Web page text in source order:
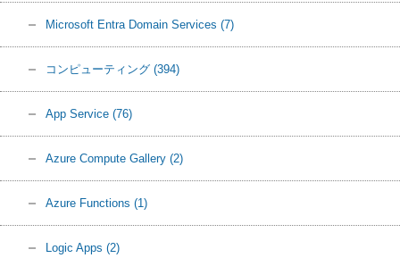
Microsoft Entra Domain Services (7)
コンピューティング (394)
App Service (76)
Azure Compute Gallery (2)
Azure Functions (1)
Logic Apps (2)